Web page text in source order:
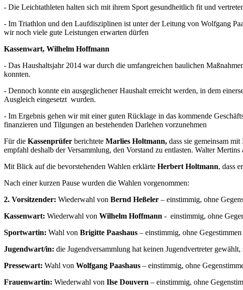
- Die Leichtathleten halten sich mit ihrem Sport gesundheitlich fit und
- Im Triathlon und den Laufdisziplinen ist unter der Leitung von Wolfgang
wir noch viele gute Leistungen erwarten dürfen
Kassenwart, Wilhelm Hoffmann
- Das Haushaltsjahr 2014 war durch die umfangreichen baulichen
konnten.
- Dennoch konnte ein ausgeglichener Haushalt erreicht werden, in dem
Ausgleich eingesetzt wurden.
- Im Ergebnis gehen wir mit einer guten Rücklage in das kommende
finanzieren und Tilgungen an bestehenden Darlehen vorzunehmen
Für die Kassenprüfer berichtete Marlies Holtmann, dass sie gemeinsam
empfahl deshalb der Versammlung, den Vorstand zu entlasten. Walter
Mit Blick auf die bevorstehenden Wahlen erklärte Herbert Holtmann, dass
Nach einer kurzen Pause wurden die Wahlen vorgenommen:
2. Vorsitzender: Wiederwahl von Bernd Heßeler – einstimmig, ohne
Kassenwart: Wiederwahl von Wilhelm Hoffmann - einstimmig, ohne
Sportwartin: Wahl von Brigitte Paashaus – einstimmig, ohne
Jugendwart/in: die Jugendversammlung hat keinen Jugendvertreter
Pressewart: Wahl von Wolfgang Paashaus – einstimmig, ohne
Frauenwartin: Wiederwahl von Ilse Douvern – einstimmig, ohne